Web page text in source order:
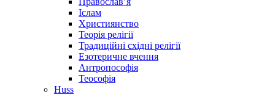
Іслам
Християнство
Теорія релігії
Традиційні східні релігії
Езотеричне вчення
Антропософія
Теософія
Huss